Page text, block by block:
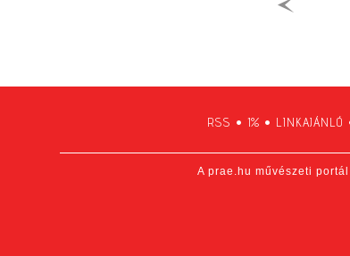
RSS • 1% • LINKAJÁNLÓ
A prae.hu művészeti